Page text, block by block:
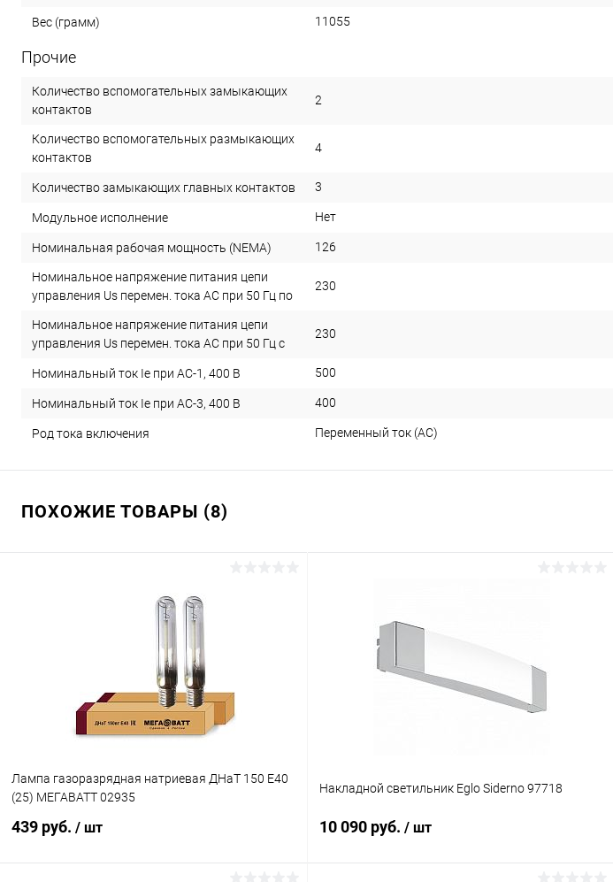
Вес (грамм) 11055
Прочие
Количество вспомогательных замыкающих
контактов
2
Количество вспомогательных размыкающих
контактов
4
Количество замыкающих главных контактов 3
Модульное исполнение Нет
Номинальная рабочая мощность (NEMA) 126
Номинальное напряжение питания цепи
управления Us перемен. тока АС при 50 Гц по
230
Номинальное напряжение питания цепи
управления Us перемен. тока АС при 50 Гц с
230
Номинальный ток Ie при AC-1, 400 В 500
Номинальный ток Ie при AC-3, 400 В 400
Род тока включения Переменный ток (AC)
ПОХОЖИЕ ТОВАРЫ (8)
Лампа газоразрядная натриевая ДНаТ 150 E40
(25) МЕГАВАТТ 02935
439 руб. / шт
Накладной светильник Eglo Siderno 97718
10 090 руб. / шт